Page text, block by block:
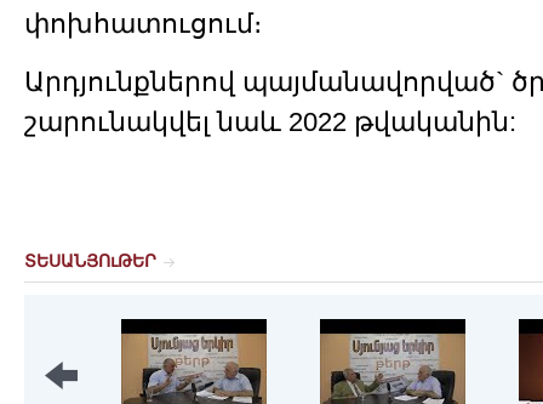
փոխհատուցում։
Արդյունքներով պայմանավորված`
շարունակվել նաև 2022 թվականին:
ՏԵՍԱՆՅՈւԹԵՐ